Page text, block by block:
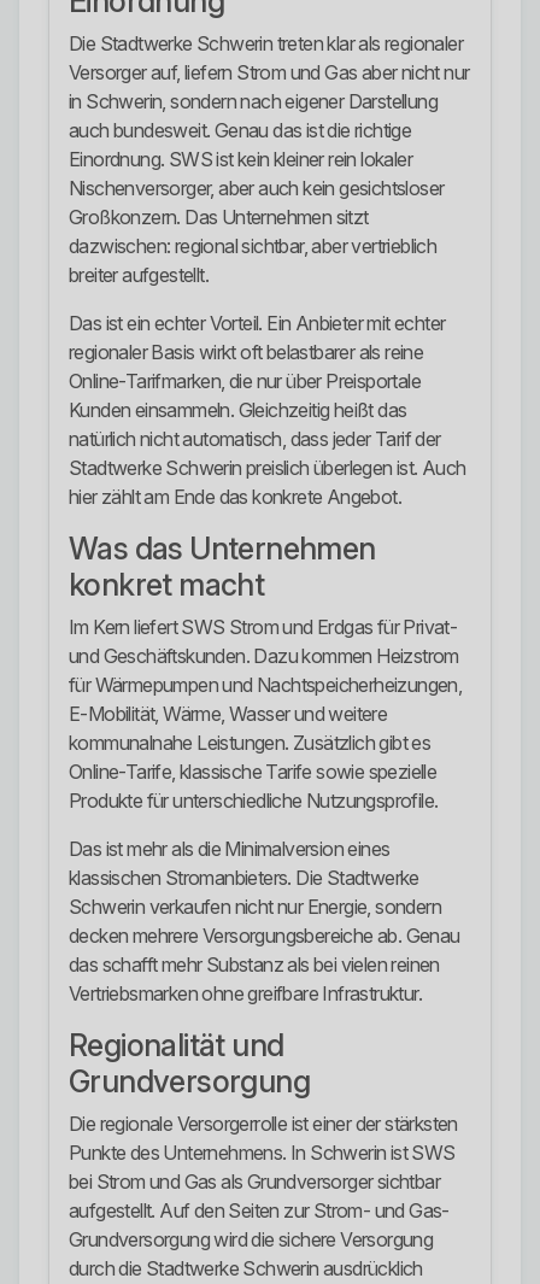
Die Stadtwerke Schwerin treten klar als regionaler
Versorger auf, liefern Strom und Gas aber nicht nur
in Schwerin, sondern nach eigener Darstellung
auch bundesweit. Genau das ist die richtige
Einordnung. SWS ist kein kleiner rein lokaler
Nischenversorger, aber auch kein gesichtsloser
Großkonzern. Das Unternehmen sitzt
dazwischen: regional sichtbar, aber vertrieblich
breiter aufgestellt.
Das ist ein echter Vorteil. Ein Anbieter mit echter
regionaler Basis wirkt oft belastbarer als reine
Online-Tarifmarken, die nur über Preisportale
Kunden einsammeln. Gleichzeitig heißt das
natürlich nicht automatisch, dass jeder Tarif der
Stadtwerke Schwerin preislich überlegen ist. Auch
hier zählt am Ende das konkrete Angebot.
Was das Unternehmen
konkret macht
Im Kern liefert SWS Strom und Erdgas für Privat-
und Geschäftskunden. Dazu kommen Heizstrom
für Wärmepumpen und Nachtspeicherheizungen,
E-Mobilität, Wärme, Wasser und weitere
kommunalnahe Leistungen. Zusätzlich gibt es
Online-Tarife, klassische Tarife sowie spezielle
Produkte für unterschiedliche Nutzungsprofile.
Das ist mehr als die Minimalversion eines
klassischen Stromanbieters. Die Stadtwerke
Schwerin verkaufen nicht nur Energie, sondern
decken mehrere Versorgungsbereiche ab. Genau
das schafft mehr Substanz als bei vielen reinen
Vertriebsmarken ohne greifbare Infrastruktur.
Regionalität und
Grundversorgung
Die regionale Versorgerrolle ist einer der stärksten
Punkte des Unternehmens. In Schwerin ist SWS
bei Strom und Gas als Grundversorger sichtbar
aufgestellt. Auf den Seiten zur Strom- und Gas-
Grundversorgung wird die sichere Versorgung
durch die Stadtwerke Schwerin ausdrücklich